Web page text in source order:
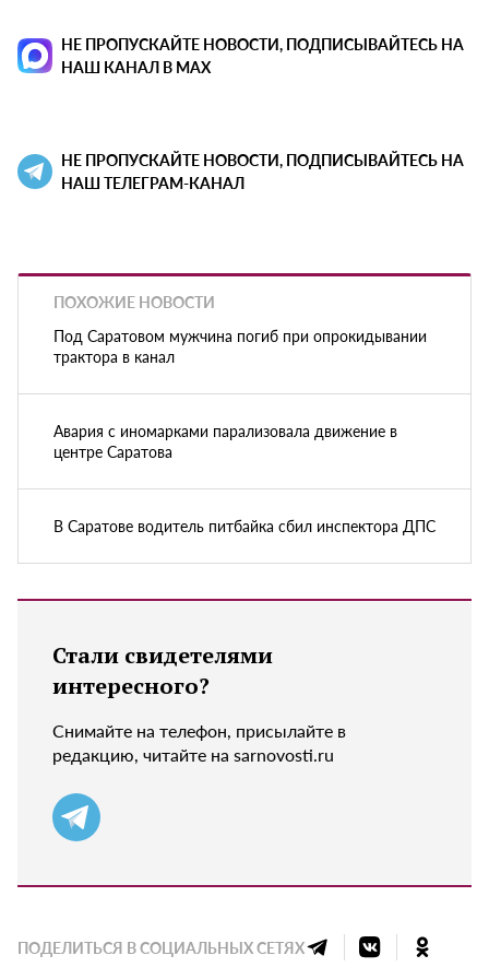
НЕ ПРОПУСКАЙТЕ НОВОСТИ, ПОДПИСЫВАЙТЕСЬ НА
НАШ КАНАЛ В MAX
НЕ ПРОПУСКАЙТЕ НОВОСТИ, ПОДПИСЫВАЙТЕСЬ НА
НАШ ТЕЛЕГРАМ-КАНАЛ
ПОХОЖИЕ НОВОСТИ
Под Саратовом мужчина погиб при опрокидывании
трактора в канал
Авария с иномарками парализовала движение в
центре Саратова
В Саратове водитель питбайка сбил инспектора ДПС
Стали свидетелями
интересного?
Снимайте на телефон, присылайте в
редакцию, читайте на sarnovosti.ru
ПОДЕЛИТЬСЯ В СОЦИАЛЬНЫХ СЕТЯХ